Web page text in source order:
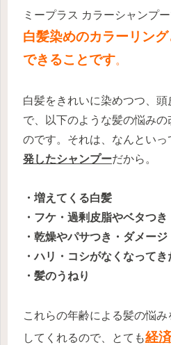
ミープラス カラーシャンプ
白髪染めのカラーリン
できることです。
白髪をきれいに染めつつ、
で、以下のような髪の悩み
のです。それは、 なんといっ
発したシャンプーだから。
・増えてくる白髪
・フケ・過剰皮脂やベタつき
・乾燥やパサつき・ダメージ
・ハリ・コシがなくなってき
・髪のうねり
これらの年齢による髪の悩
してくれるので、とても経